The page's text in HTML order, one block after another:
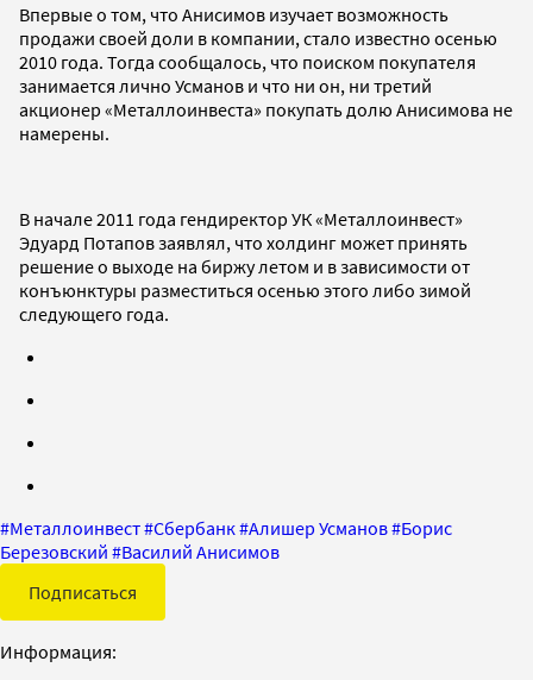
Впервые о том, что Анисимов изучает возможность
продажи своей доли в компании, стало известно осенью
2010 года. Тогда сообщалось, что поиском покупателя
занимается лично Усманов и что ни он, ни третий
акционер «Металлоинвеста» покупать долю Анисимова не
намерены.
В начале 2011 года гендиректор УК «Металлоинвест»
Эдуард Потапов заявлял, что холдинг может принять
решение о выходе на биржу летом и в зависимости от
конъюнктуры разместиться осенью этого либо зимой
следующего года.
#Металлоинвест#Сбербанк#Алишер Усманов#Борис
Березовский #Василий Анисимов
Подписаться
Информация: